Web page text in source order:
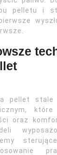
pelletu i
pellet stale
oraz